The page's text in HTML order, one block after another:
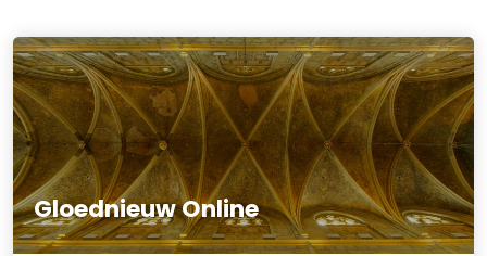
Gloednieuw Online